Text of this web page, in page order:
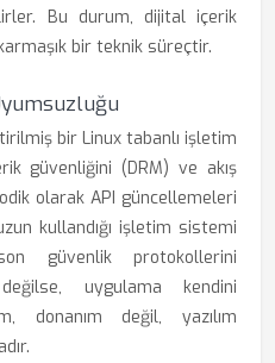
Bu durum, dijital içerik
bir teknik süreçtir.
bir Linux tabanlı işletim
güvenliğini (DRM) ve akış
olarak API güncellemeleri
kullandığı işletim sistemi
güvenlik protokollerini
uygulama kendini
donanım değil, yazılım